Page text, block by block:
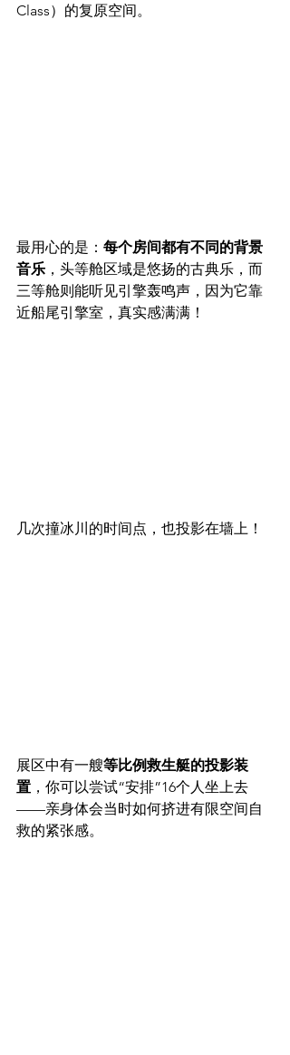
Class）的复原空间。
最用心的是： 每个房间都有不同的背景
音乐 ，头等舱区域是悠扬的古典乐，而
三等舱则能听见引擎轰鸣声，因为它靠
近船尾引擎室，真实感满满！
几次撞冰川的时间点，也投影在墙上！
展区中有一艘等比例救生艇的投影装
置 ，你可以尝试“安排”16个人坐上去
——亲身体会当时如何挤进有限空间自
救的紧张感。